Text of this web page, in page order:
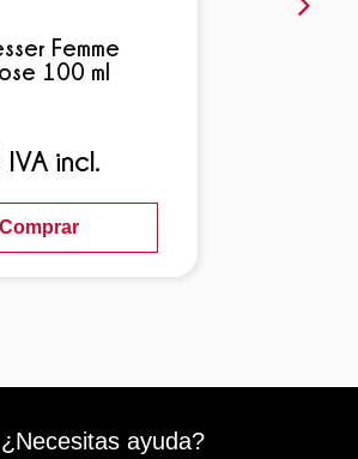
Femme
100 ml
IVA incl.
Comprar
¿Necesitas ayuda?